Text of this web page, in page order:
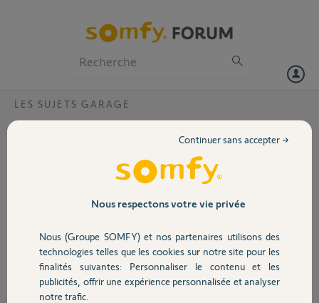
Volet
Sécurité
Domotique
LES SUJETS GARAGE
J aimerai savoir si j associé un contact d ouverture 2400551 sur ma
porte de garage gdk700 si je peux avoir une alerte immédiate sur mon
téléphone en cas d ouverture de la porte?
il y a plus de 8 ans
Participer au fil de discussion
Nous respectons votre vie privée
Nous (Groupe SOMFY) et nos partenaires utilisons des
technologies telles que les cookies sur notre site pour les
finalités suivantes: Personnaliser le contenu et les
publicités, offrir une expérience personnalisée et analyser
notre trafic.
Continuer sans accepter →